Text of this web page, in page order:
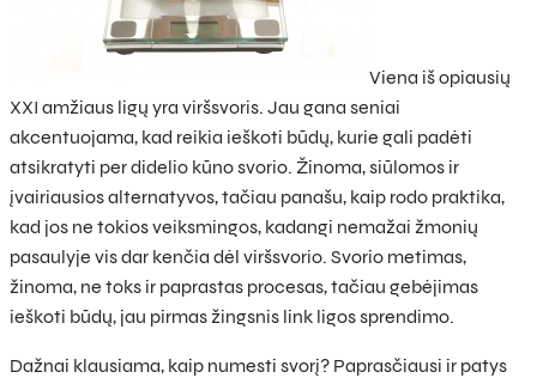
Viena iš opiausių
XXI amžiaus ligų yra viršsvoris. Jau gana seniai
akcentuojama, kad reikia ieškoti būdų, kurie gali padėti
atsikratyti per didelio kūno svorio. Žinoma, siūlomos ir
įvairiausios alternatyvos, tačiau panašu, kaip rodo praktika,
kad jos ne tokios veiksmingos, kadangi nemažai žmonių
pasaulyje vis dar kenčia dėl viršsvorio. Svorio metimas,
žinoma, ne toks ir paprastas procesas, tačiau gebėjimas
ieškoti būdų, jau pirmas žingsnis link ligos sprendimo.
Dažnai klausiama, kaip numesti svorį? Paprasčiausi ir patys